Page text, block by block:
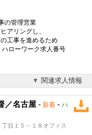
の管理営業
アリングし、
工事を進めるため
ローワーク求人番号
関連求人情報
／名古屋 - 新着 - ハ
目１５－１８オフィス